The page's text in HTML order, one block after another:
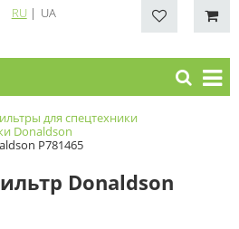
RU| UA
для спецтехники
Donaldson
P781465
Donaldson